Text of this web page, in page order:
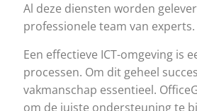
Al deze diensten worden
professionele team van experts.
Een effectieve ICT-omgeving is
processen. Om dit geheel
vakmanschap essentieel.
om de juiste ondersteuning te